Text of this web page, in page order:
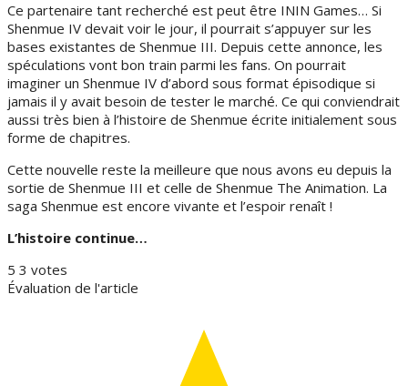
Ce partenaire tant recherché est peut être ININ Games… Si
Shenmue IV devait voir le jour, il pourrait s’appuyer sur les
bases existantes de Shenmue III. Depuis cette annonce, les
spéculations vont bon train parmi les fans. On pourrait
imaginer un Shenmue IV d’abord sous format épisodique si
jamais il y avait besoin de tester le marché. Ce qui conviendrait
aussi très bien à l’histoire de Shenmue écrite initialement sous
forme de chapitres.
Cette nouvelle reste la meilleure que nous avons eu depuis la
sortie de Shenmue III et celle de Shenmue The Animation. La
saga Shenmue est encore vivante et l’espoir renaît !
L’histoire continue…
5 3 votes
Évaluation de l'article